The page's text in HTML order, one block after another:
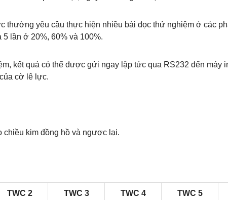
thường yêu cầu thực hiện nhiều bài đọc thử nghiệm ở các
lần ở 20%, 60% và 100%.
kết quả có thể được gửi ngay lập tức qua RS232 đến máy
cờ lê lực.
chiều kim đồng hồ và ngược lại.
TWC 2 TWC 3 TWC 4 TWC 5